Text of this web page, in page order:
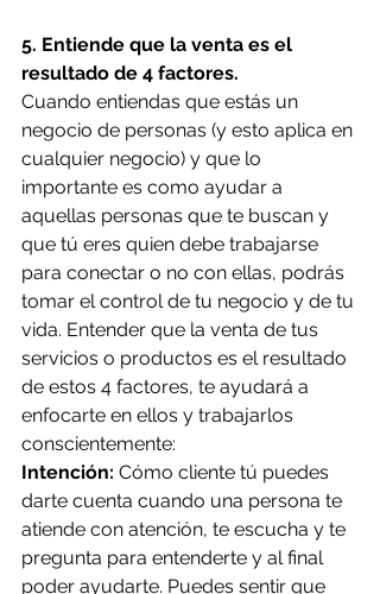
5. Entiende que la venta es el
resultado de 4 factores.
Cuando entiendas que estás un
negocio de personas (y esto aplica en
cualquier negocio) y que lo
importante es como ayudar a
aquellas personas que te buscan y
que tú eres quien debe trabajarse
para conectar o no con ellas, podrás
tomar el control de tu negocio y de tu
vida. Entender que la venta de tus
servicios o productos es el resultado
de estos 4 factores, te ayudará a
enfocarte en ellos y trabajarlos
conscientemente:
Intención: Cómo cliente tú puedes
darte cuenta cuando una persona te
atiende con atención, te escucha y te
pregunta para entenderte y al final
poder ayudarte. Puedes sentir que